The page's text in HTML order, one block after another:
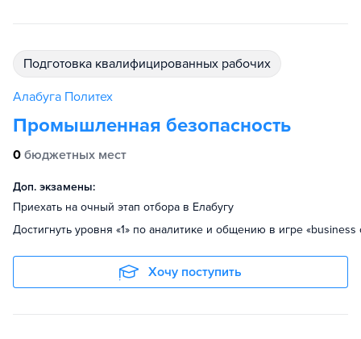
подготовка квалифицированных рабочих
Алабуга Политех
Промышленная безопасность
0 бюджетных мест
Доп. экзамены:
Приехать на очный этап отбора в Елабугу
Достигнуть уровня «1» по аналитике и общению в игре «business
Хочу поступить